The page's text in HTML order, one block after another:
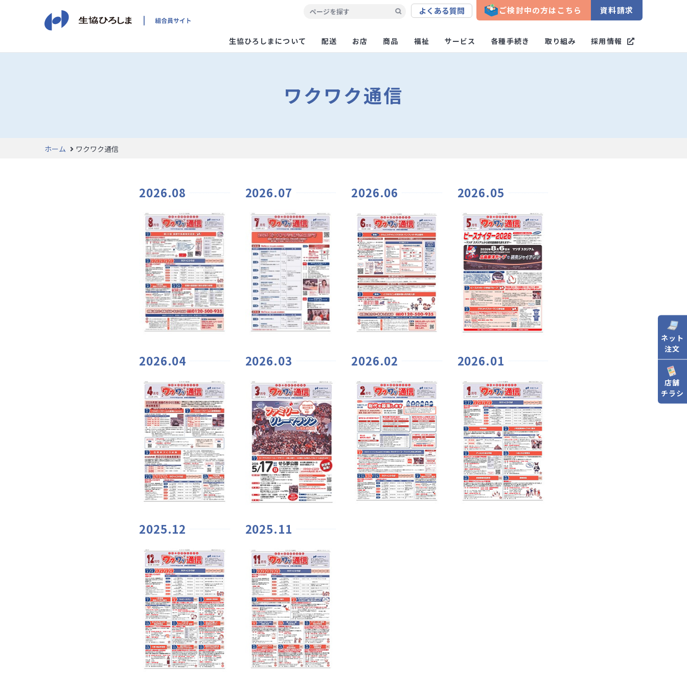
ネット
注文
店舗
チラシ
よくある質問 ご検討中の方はこちら 資料請求
生協ひろしまについて 配送 お店 商品 福祉 サービス 各種手続き 取り組み 採用情報
ワクワク通信
ホーム ワクワク通信
2026.08 2026.07 2026.06 2026.05
2026.04 2026.03 2026.02 2026.01
2025.12 2025.11